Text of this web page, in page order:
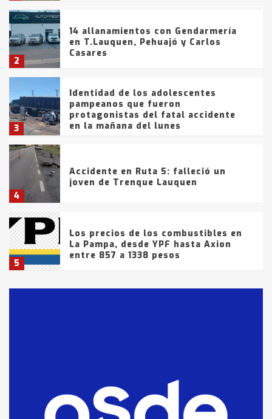
2
14 allanamientos con Gendarmería
en T.Lauquen, Pehuajó y Carlos
Casares
3
Identidad de los adolescentes
pampeanos que fueron
protagonistas del fatal accidente
en la mañana del lunes
4
Accidente en Ruta 5: falleció un
joven de Trenque Lauquen
5
Los precios de los combustibles en
La Pampa, desde YPF hasta Axion
entre 857 a 1338 pesos
fueron detenidos por
comercialización de drogas en la
tarde del sábado